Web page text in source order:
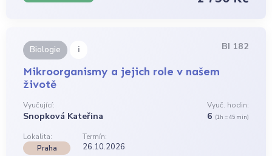
Biologie i BI 182
Mikroorganismy a jejich role v našem
životě
Vyučující:
Snopková Kateřina
Vyuč. hodin:
6 (1h = 45 min)
Lokalita:
Termín:
Praha
26.10.2026